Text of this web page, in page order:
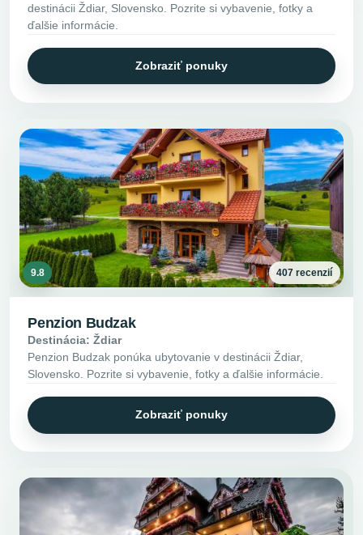
destinácii Ždiar, Slovensko. Pozrite si vybavenie, fotky a
ďalšie informácie.
Zobraziť ponuky
9.8 407 recenzií
Penzion Budzak
Destinácia: Ždiar
Penzion Budzak ponúka ubytovanie v destinácii Ždiar,
Slovensko. Pozrite si vybavenie, fotky a ďalšie informácie.
Zobraziť ponuky